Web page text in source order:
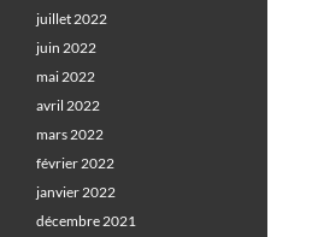
juillet 2022
juin 2022
mai 2022
avril 2022
mars 2022
février 2022
janvier 2022
décembre 2021